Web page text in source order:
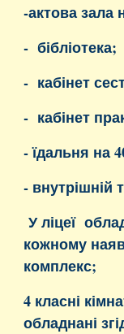
-актова зала
- бібліотека;
- кабінет
- кабінет
- їдальня на
- внутрішній
У ліцеї
кожному
комплекс;
4 класні
обладнані